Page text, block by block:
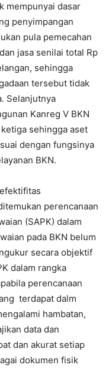
mempunyai dasar
penyimpangan
pula pemecahan
jasa senilai total Rp
sehingga
tersebut tidak
Selanjutnya
Kanreg V BKN
sehingga aset
dengan fungsinya
BKN.
perencanaan
(SAPK) dalam
pada BKN belum
secara objektif
dalam rangka
perencanaan
terdapat dalm
hambatan,
data dan
dan akurat setiap
dokumen fisik